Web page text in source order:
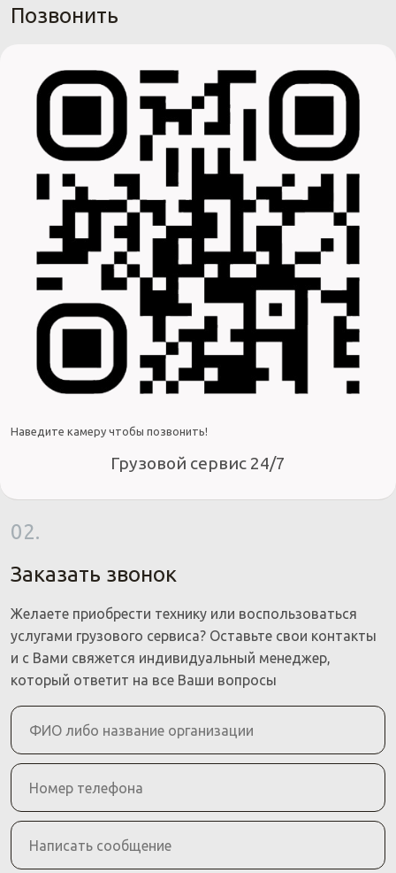
Позвонить
Наведите камеру чтобы позвонить!
Грузовой сервис 24/7
02.
Заказать звонок
Желаете приобрести технику или воспользоваться
услугами грузового сервиса? Оставьте свои контакты
и с Вами свяжется индивидуальный менеджер,
который ответит на все Ваши вопросы